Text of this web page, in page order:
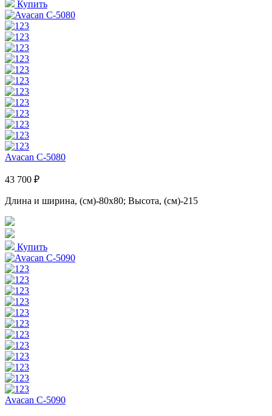
Купить
Avacan C-5080
43 700 ₽
Длина и ширина, (см)-80x80; Высота, (см)-215
Купить
Avacan C-5090